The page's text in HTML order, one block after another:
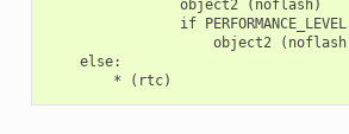
                object2 (noflash)
if PERFORMANCE_LEVEL
object2
    else: